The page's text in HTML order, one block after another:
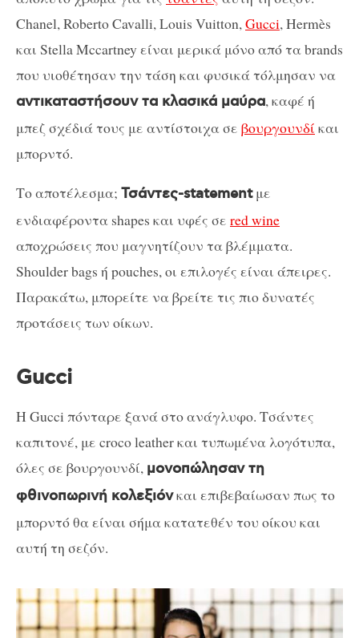
Chanel, Roberto Cavalli, Louis Vuitton, Gucci, Hermès
και Stella Mccartney είναι μερικά μόνο από τα brands
που υιοθέτησαν την τάση και φυσικά τόλμησαν να
αντικαταστήσουν τα κλασικά μαύρα, καφέ ή
μπεζ σχέδιά τους με αντίστοιχα σε βουργουνδί και
μπορντό.
Το αποτέλεσμα; Τσάντες-statementμε
ενδιαφέροντα shapes και υφές σε red wine
αποχρώσεις που μαγνητίζουν τα βλέμματα.
Shoulder bags ή pouches, οι επιλογές είναι άπειρες.
Παρακάτω, μπορείτε να βρείτε τις πιο δυνατές
προτάσεις των οίκων.
Gucci
Η Gucci πόνταρε ξανά στο ανάγλυφο. Τσάντες
καπιτονέ, με croco leather και τυπωμένα λογότυπα,
όλες σε βουργουνδί, μονοπώλησαν τη
φθινοπωρινή κολεξιόνκαι επιβεβαίωσαν πως το
μπορντό θα είναι σήμα κατατεθέν του οίκου και
αυτή τη σεζόν.